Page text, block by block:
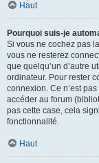
Haut
Pourquoi suis-je
Si vous ne cochez pas
vous ne resterez
que quelqu’un d’autre
ordinateur. Pour rester
connexion. Ce n’est
accéder au forum
pas cette case, cela
fonctionnalité.
Haut